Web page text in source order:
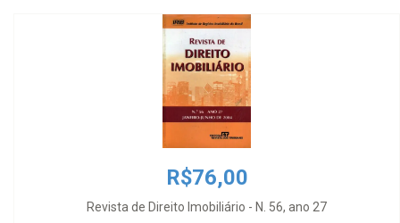
R$76,00
Revista de Direito Imobiliário - N. 56, ano 27